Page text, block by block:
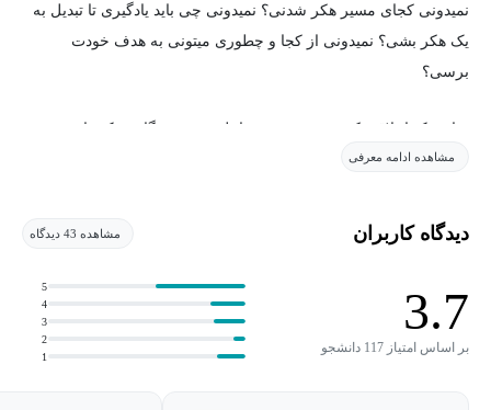
نمیدونی کجای مسیر هکر شدنی؟ نمیدونی چی باید یادگیری تا تبدیل به
یک هکر بشی؟ نمیدونی از کجا و چطوری میتونی به هدف خودت
برسی؟
برای هک اخلاقی کردن هر سیستم عامل و هر دستگاهی یک راه وجود
دوره آشنا بشی ویدئو معرفی رو ببین.
مشاهده ادامه معرفی
دیدگاه کاربران مشاهده 43 دیدگاه
3.7
بر اساس امتیاز 117 دانشجو
1
2
3
4
5